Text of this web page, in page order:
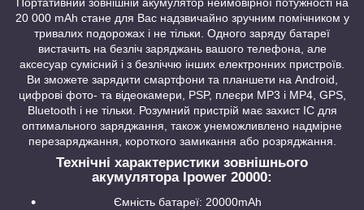
Портативний зовнішній акумулятор неймовірної потужності на
20 000 mAh стане для Вас надзвичайно зручним помічником у
тривалих подорожах і не тільки. Одного заряду батареї
вистачить на безліч заряджань вашого телефона, але
аксесуар сумісний і з безліччю інших електронних пристроїв.
Ви зможете зарядити смартфони та планшети на Android,
цифрові фото- та відеокамери, PSP, плеєри MP3 і MP4, GPS,
Bluetooth і не тільки. Розумний пристрій має захист IC для
оптимального заряджання, також унеможливлено надмірне
перезаряджання, короткого замикання або розряджання.
Технічні характеристики зовнішнього
акумулятора Ipower 20000:
Ємність батареї: 20000mAh